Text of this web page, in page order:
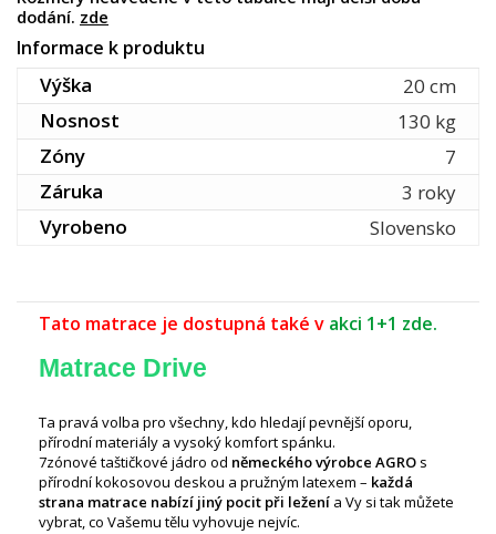
dodání. zde
Informace k produktu
Výška
20 cm
Nosnost
130 kg
Zóny
7
Záruka
3 roky
Vyrobeno
Slovensko
Tato matrace je dostupná také v akci 1+1 zde.
Matrace Drive
Ta pravá volba pro všechny, kdo hledají pevnější oporu,
přírodní materiály a vysoký komfort spánku.
7zónové taštičkové jádro od německého výrobce AGRO s
přírodní kokosovou deskou a pružným latexem – každá
strana matrace nabízí jiný pocit při ležení a Vy si tak můžete
vybrat, co Vašemu tělu vyhovuje nejvíc.